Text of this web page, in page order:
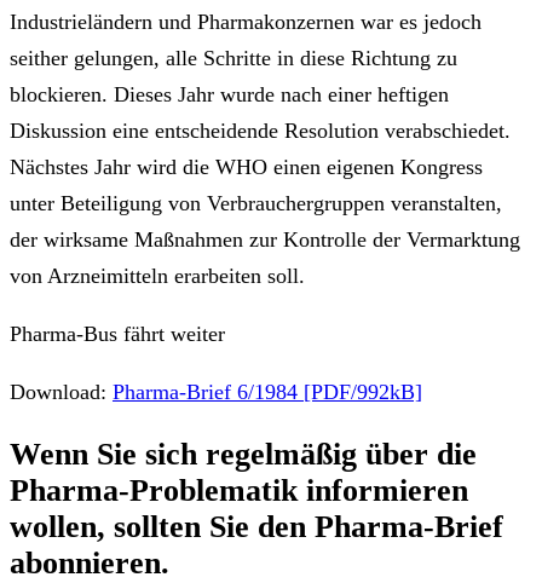
Industrieländern und Pharmakonzernen war es jedoch
seither gelungen, alle Schritte in diese Richtung zu
blockieren. Dieses Jahr wurde nach einer heftigen
Diskussion eine entscheidende Resolution verabschiedet.
Nächstes Jahr wird die WHO einen eigenen Kongress
unter Beteiligung von Verbrauchergruppen veranstalten,
der wirksame Maßnahmen zur Kontrolle der Vermarktung
von Arzneimitteln erarbeiten soll.
Pharma-Bus fährt weiter
Download: Pharma-Brief 6/1984 [PDF/992kB]
Wenn Sie sich regelmäßig über die
Pharma-Problematikinformieren
wollen, sollten Sie den Pharma-Brief
abonnieren.